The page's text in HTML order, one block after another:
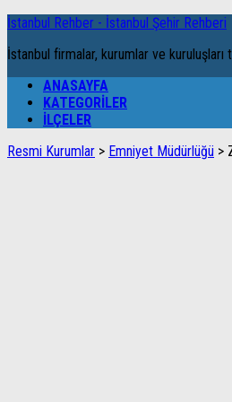
İstanbul Rehber - İstanbul Şehir Rehberi
İstanbul firmalar, kurumlar ve kuruluşları
ANASAYFA
KATEGORILER
İLÇELER
Resmi Kurumlar > Emniyet Müdürlüğü >